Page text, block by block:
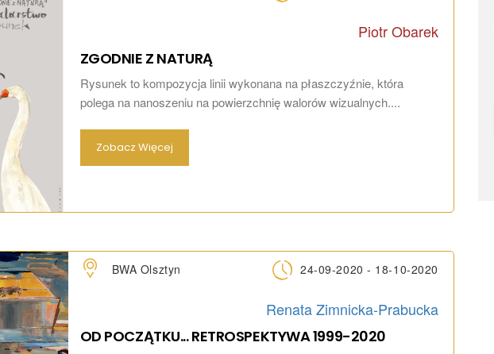
Piotr Obarek
ZGODNIE Z NATURĄ
Rysunek to kompozycja linii wykonana na płaszczyźnie, która
polega na nanoszeniu na powierzchnię walorów wizualnych....
Zobacz Więcej
BWA Olsztyn 24-09-2020 - 18-10-2020
Renata Zimnicka-Prabucka
OD POCZĄTKU... RETROSPEKTYWA1999-2020